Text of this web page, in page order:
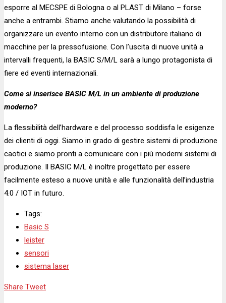
esporre al MECSPE di Bologna o al PLAST di Milano – forse
anche a entrambi. Stiamo anche valutando la possibilità di
organizzare un evento interno con un distributore italiano di
macchine per la pressofusione. Con l’uscita di nuove unità a
intervalli frequenti, la BASIC S/M/L sarà a lungo protagonista di
fiere ed eventi internazionali.
Come si inserisce BASIC M/L in un ambiente di produzione
moderno?
La flessibilità dell’hardware e del processo soddisfa le esigenze
dei clienti di oggi. Siamo in grado di gestire sistemi di produzione
caotici e siamo pronti a comunicare con i più moderni sistemi di
produzione. Il BASIC M/L è inoltre progettato per essere
facilmente esteso a nuove unità e alle funzionalità dell’industria
4.0 / IOT in futuro.
Tags:
Basic S
leister
sensori
sistema laser
Share Tweet